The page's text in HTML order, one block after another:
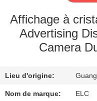
VISITE
D'USINE
DE
QUALITÉ
Affichage à
Advertising
Camera
Lieu d'origine:
Nom de marque: ELC